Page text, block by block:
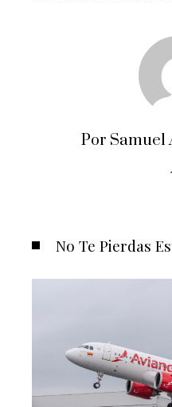
Por Samuel
No Te Pierdas